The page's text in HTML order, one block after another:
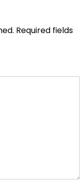
Required fields